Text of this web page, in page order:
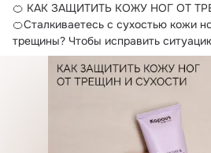
🍊 КАК ЗАЩИТИТЬ КОЖУ НОГ ОТ
🍊Сталкиваетесь с сухостью кожи
трещины? Чтобы исправить